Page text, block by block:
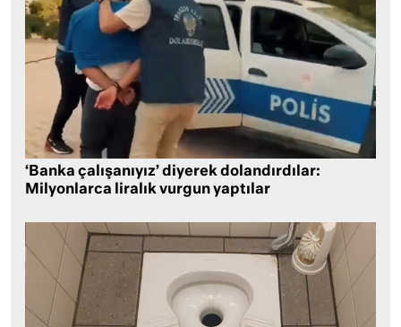
‘Banka çalışanıyız’ diyerek dolandırdılar:
Milyonlarca liralık vurgun yaptılar